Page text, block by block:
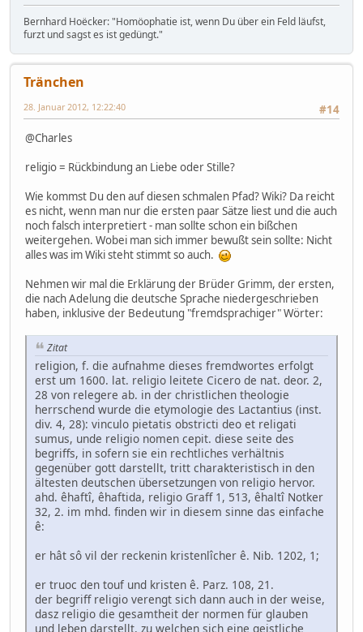
Bernhard Hoëcker: "Homöophatie ist, wenn Du über ein Feld läufst,
furzt und sagst es ist gedüngt."
Tränchen
#14
28. Januar 2012, 12:22:40
@Charles
religio = Rückbindung an Liebe oder Stille?
Wie kommst Du den auf diesen schmalen Pfad? Wiki? Da reicht
es nicht, wenn man nur die ersten paar Sätze liest und die auch
noch falsch interpretiert - man sollte schon ein bißchen
weitergehen. Wobei man sich immer bewußt sein sollte: Nicht
alles was im Wiki steht stimmt so auch.
Nehmen wir mal die Erklärung der Brüder Grimm, der ersten,
die nach Adelung die deutsche Sprache niedergeschrieben
haben, inklusive der Bedeutung "fremdsprachiger" Wörter:
Zitat
religion, f. die aufnahme dieses fremdwortes erfolgt
erst um 1600. lat. religio leitete Cicero de nat. deor. 2,
28 von relegere ab. in der christlichen theologie
herrschend wurde die etymologie des Lactantius (inst.
div. 4, 28): vinculo pietatis obstricti deo et religati
sumus, unde religio nomen cepit. diese seite des
begriffs, in sofern sie ein rechtliches verhältnis
gegenüber gott darstellt, tritt charakteristisch in den
ältesten deutschen übersetzungen von religio hervor.
ahd. êhaftî, êhaftida, religio Graff 1, 513, êhaltî Notker
32, 2. im mhd. finden wir in diesem sinne das einfache
ê:
er hât sô vil der reckenin kristenlîcher ê. Nib. 1202, 1;
er truoc den touf und kristen ê. Parz. 108, 21.
der begriff religio verengt sich dann auch in der weise,
dasz religio die gesamtheit der normen für glauben
und leben darstellt, zu welchen sich eine geistliche